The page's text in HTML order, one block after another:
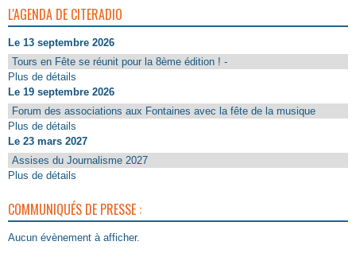
L'AGENDA DE CITERADIO
Le 13 septembre 2026
Tours en Fête se réunit pour la 8ème édition ! -
Plus de détails
Le 19 septembre 2026
Forum des associations aux Fontaines avec la fête de la musique
Plus de détails
Le 23 mars 2027
Assises du Journalisme 2027
Plus de détails
COMMUNIQUÉS DE PRESSE :
Aucun évènement à afficher.